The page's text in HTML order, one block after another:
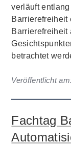
verläuft
Barrierefreiheit
Barrierefreiheit
betrachtet
Veröffentlicht
Fachtag